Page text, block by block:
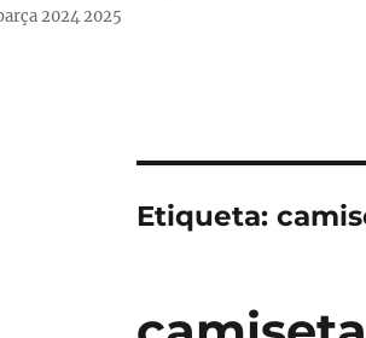
2024 2025
Etiqueta: